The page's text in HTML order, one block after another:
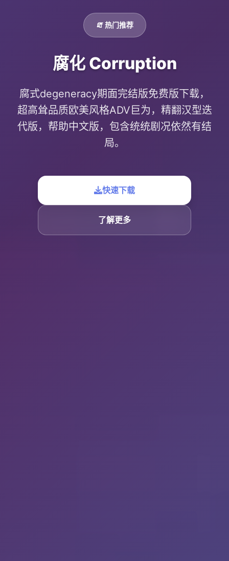
🧯 热门推荐
腐化 Corruption
腐式degeneracy期面完结版免费版下载，
超高耸品质欧美风格ADV巨为，精翻汉型迭
代版，帮助中文版，包含统统剧况依然有结
局。
快速下载
了解更多